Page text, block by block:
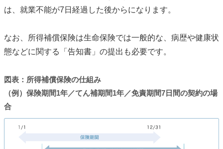
は、就業不能が7日経過した後からになります。
なお、所得補償保険は生命保険では一般的な、病歴や健康状
態などに関する「告知書」の提出も必要です。
図表：所得補償保険の仕組み
（例）保険期間1年／てん補期間1年／免責期間7日間の契約の場
合